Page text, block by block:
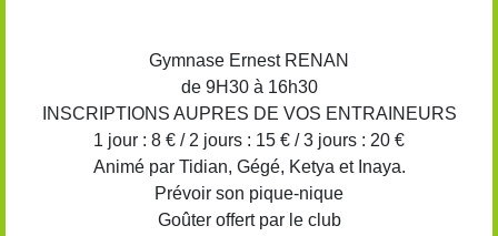
Gymnase Ernest RENAN
de 9H30 à 16h30
INSCRIPTIONS AUPRES DE VOS ENTRAINEURS
1 jour : 8 € / 2 jours : 15 € / 3 jours : 20 €
Animé par Tidian, Gégé, Ketya et Inaya.
Prévoir son pique-nique
Goûter offert par le club